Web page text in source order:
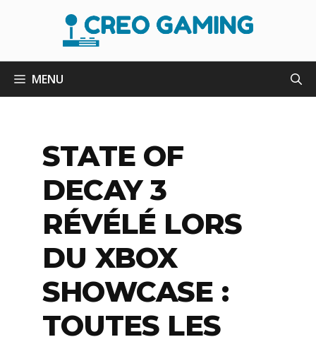
MENU
STATE OF
DECAY 3
RÉVÉLÉ LORS
DU XBOX
SHOWCASE :
TOUTES LES